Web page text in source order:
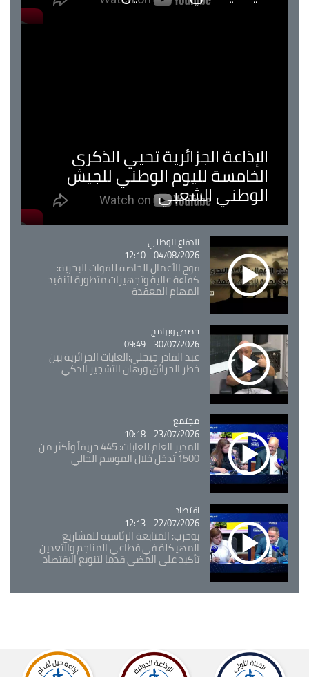
الإذاعة الجزائرية تحيي الذكرى
الخامسة لليوم الوطني للجيش
الوطني الشعبي
Catégorie
الدفاع الوطني
04/08/2026 - 12:10
فوج الأعمال الخاصة للقوات البحرية:
كفاءة عالية وتجهيزات متطورة لتنفيذ
المهام المعقدة
Catégorie
حصص وبرامج
30/07/2026 - 09:49
عبد القادر جيجلي:الغابات الجزائرية بين
خطر الحرائق ورهان التشجير الذكي
Catégorie
مجتمع
23/07/2026 - 10:18
المدير العام للغابات: 445 حريقاً وأكثر من
1500 تدخل خلال الموسم الحالي
Catégorie
اقتصاد
22/07/2026 - 12:13
بوحرب: المتابعة الرئاسية للمشاريع
المهيكلة في قطاعي المناجم والتعدين
تأكيد على المضي قدما لتنويع الاقتصاد